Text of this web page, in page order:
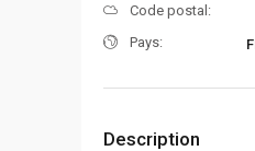
Code postal:
Pays:
Description